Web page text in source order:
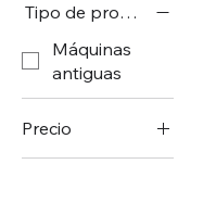
Tipo de producto
Máquinas
antiguas
Precio